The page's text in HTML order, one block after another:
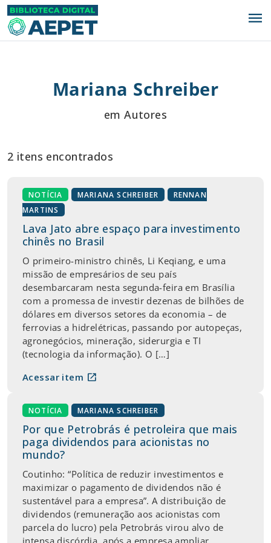
menu
Mariana Schreiber
em Autores
2 itens encontrados
NOTÍCIA MARIANA SCHREIBER
RENNAN
MARTINS
Lava Jato abre espaço para investimento
chinês no Brasil
O primeiro-ministro chinês, Li Keqiang, e uma
missão de empresários de seu país
desembarcaram nesta segunda-feira em Brasília
com a promessa de investir dezenas de bilhões de
dólares em diversos setores da economia – de
ferrovias a hidrelétricas, passando por autopeças,
agronegócios, mineração, siderurgia e TI
(tecnologia da informação). O […]
Acessar item open_in_new
NOTÍCIA MARIANA SCHREIBER
Por que Petrobrás é petroleira que mais
paga dividendos para acionistas no
mundo?
Coutinho: “Política de reduzir investimentos e
maximizar o pagamento de dividendos não é
sustentável para a empresa”. A distribuição de
dividendos (remuneração aos acionistas com
parcela do lucro) pela Petrobrás virou alvo de
intensa discórdia, após a empresa ampliar